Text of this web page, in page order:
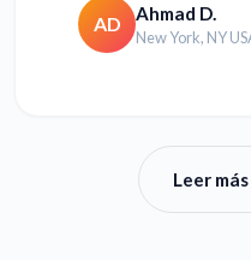
AD Ahmad D.
New York, NY
Leer